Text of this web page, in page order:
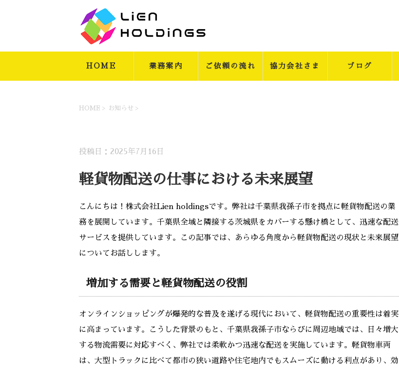
HOME 業務案内 ご依頼の流れ 協力会社さま ブログ
HOME > お知らせ >
投稿日：2025年7月16日
軽貨物配送の仕事における未来展望
こんにちは！株式会社Lien holdingsです。弊社は千葉県我孫子市を拠点に軽貨物配送の業
務を展開しています。千葉県全域と隣接する茨城県をカバーする懸け橋として、迅速な配送
サービスを提供しています。この記事では、あらゆる角度から軽貨物配送の現状と未来展望
についてお話しします。
増加する需要と軽貨物配送の役割
オンラインショッピングが爆発的な普及を遂げる現代において、軽貨物配送の重要性は着実
に高まっています。こうした背景のもと、千葉県我孫子市ならびに周辺地域では、日々増大
する物流需要に対応すべく、弊社では柔軟かつ迅速な配送を実施しています。軽貨物車両
は、大型トラックに比べて都市の狭い道路や住宅地内でもスムーズに動ける利点があり、効